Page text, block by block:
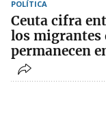
POLÍTICA
Ceuta cifra
los migrantes
permanecen